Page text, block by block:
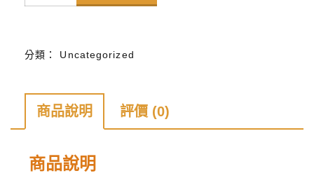
天
雜
第
228
期
分類： Uncategorized
商品說明 評價 (0)
商品說明